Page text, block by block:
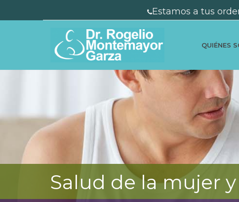
Estamos a tus
QUIÉNES
Salud de la mujer